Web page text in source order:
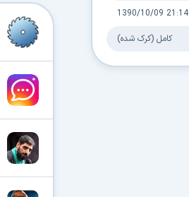
1390/10/09 21:14
کامل (کرک شده)